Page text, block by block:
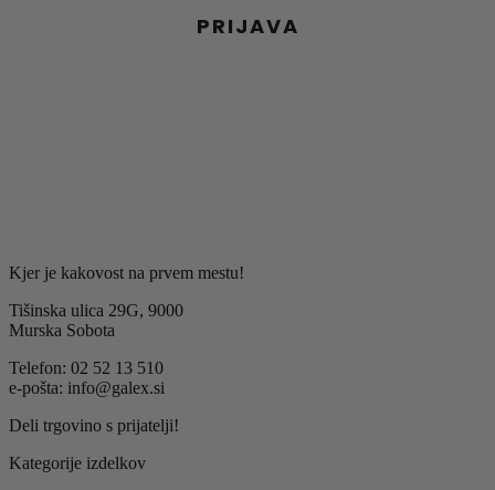
PRIJAVA
Kjer je kakovost na prvem mestu!
Tišinska ulica 29G, 9000
Murska Sobota
Telefon: 02 52 13 510
e-pošta: info@galex.si
Deli trgovino s prijatelji!
Kategorije izdelkov